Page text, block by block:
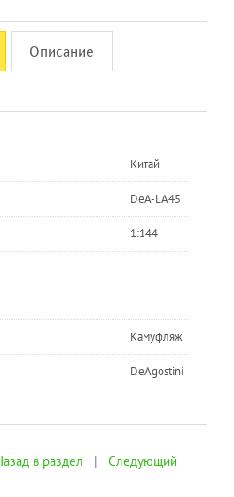
Описание
Китай
DeA-LA45
1:144
Камуфляж
DeAgostini
в раздел | Следующий